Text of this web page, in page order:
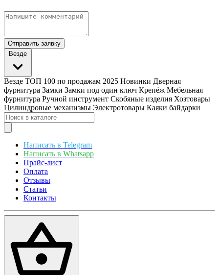
Отправить заявку
Везде
Везде ТОП 100 по продажам 2025 Новинки Дверная
фурнитура Замки Замки под один ключ Крепёж Мебельная
фурнитура Ручной инструмент Скобяные изделия Хозтовары
Цилиндровые механизмы Электротовары Каяки байдарки
Написать в Telegram
Написать в Whatsapp
Прайс-лист
Оплата
Отзывы
Статьи
Контакты